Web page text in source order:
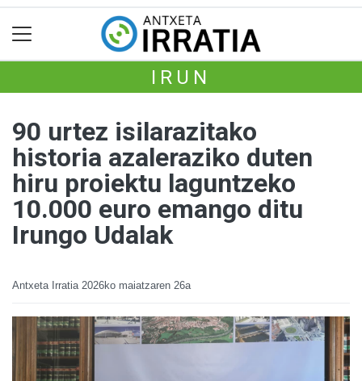
IRUN
90 urtez isilarazitako
historia azaleraziko duten
hiru proiektu laguntzeko
10.000 euro emango ditu
Irungo Udalak
Antxeta Irratia 2026ko maiatzaren 26a